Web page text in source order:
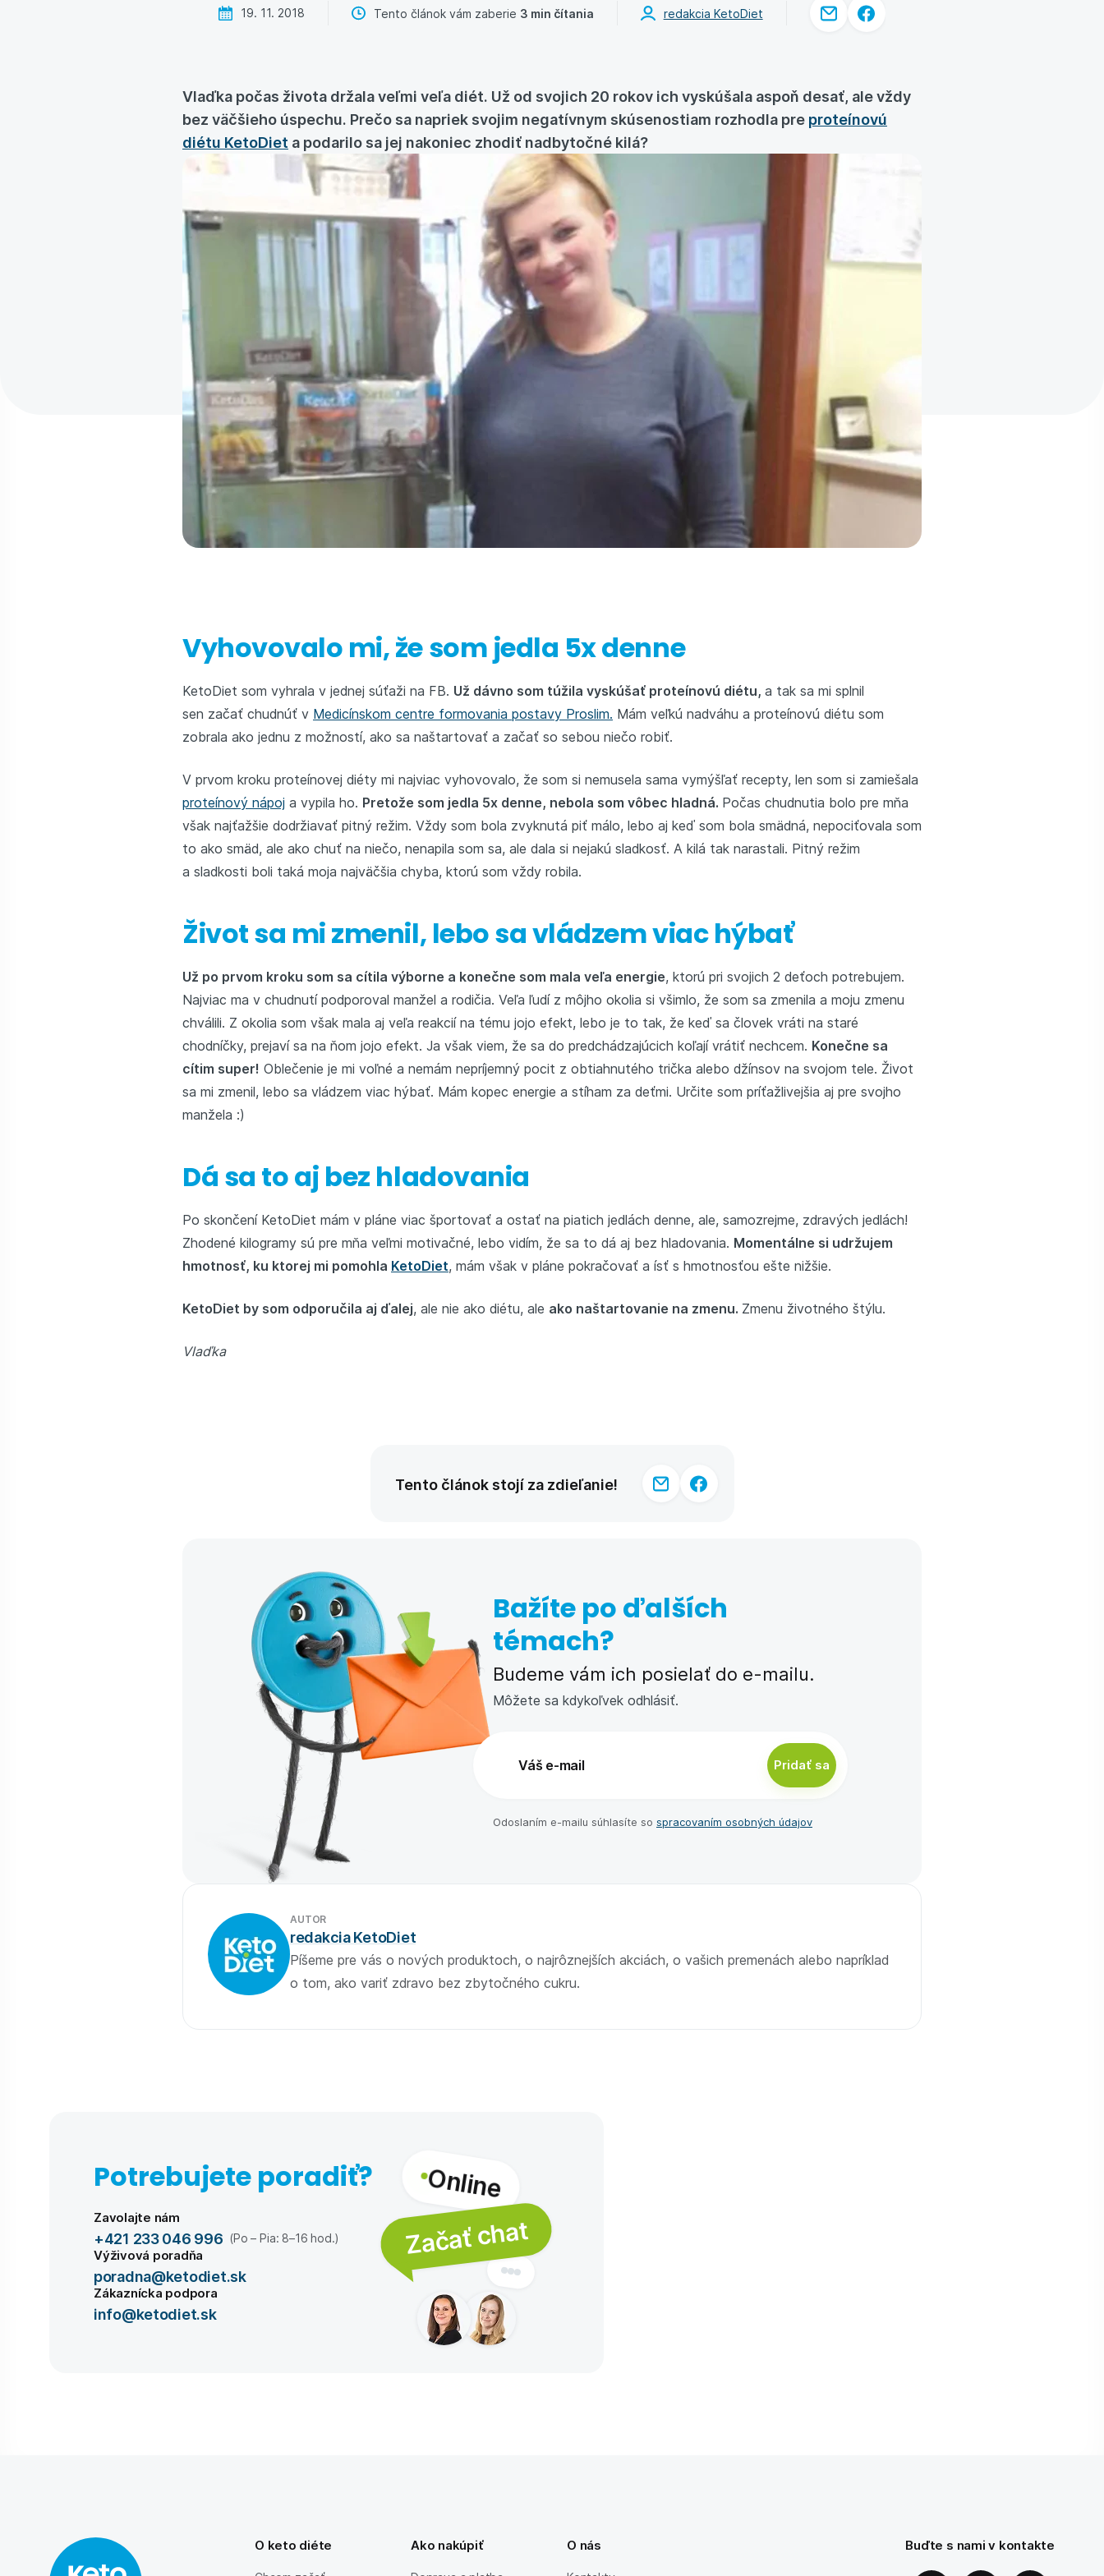
19. 11. 2018 Tento článok vám zaberie 3 min čítania redakcia KetoDiet
Vlaďka počas života držala veľmi veľa diét. Už od svojich 20 rokov ich vyskúšala aspoň desať, ale vždy
bez väčšieho úspechu. Prečo sa napriek svojim negatívnym skúsenostiam rozhodla pre proteínovú
diétu KetoDiet a podarilo sa jej nakoniec zhodiť nadbytočné kilá?
Vyhovovalo mi, že som jedla 5x denne
KetoDiet som vyhrala v jednej súťaži na FB. Už dávno som túžila vyskúšať proteínovú diétu, a tak sa mi splnil
sen začať chudnúť v Medicínskom centre formovania postavy Proslim. Mám veľkú nadváhu a proteínovú diétu som
zobrala ako jednu z možností, ako sa naštartovať a začať so sebou niečo robiť.
V prvom kroku proteínovej diéty mi najviac vyhovovalo, že som si nemusela sama vymýšľať recepty, len som si zamiešala
proteínový nápoj a vypila ho. Pretože som jedla 5x denne, nebola som vôbec hladná. Počas chudnutia bolo pre mňa
však najťažšie dodržiavať pitný režim. Vždy som bola zvyknutá piť málo, lebo aj keď som bola smädná, nepociťovala som
to ako smäd, ale ako chuť na niečo, nenapila som sa, ale dala si nejakú sladkosť. A kilá tak narastali. Pitný režim
a sladkosti boli taká moja najväčšia chyba, ktorú som vždy robila.
Život sa mi zmenil, lebo sa vládzem viac hýbať
Už po prvom kroku som sa cítila výborne a konečne som mala veľa energie, ktorú pri svojich 2 deťoch potrebujem.
Najviac ma v chudnutí podporoval manžel a rodičia. Veľa ľudí z môjho okolia si všimlo, že som sa zmenila a moju zmenu
chválili. Z okolia som však mala aj veľa reakcií na tému jojo efekt, lebo je to tak, že keď sa človek vráti na staré
chodníčky, prejaví sa na ňom jojo efekt. Ja však viem, že sa do predchádzajúcich koľají vrátiť nechcem. Konečne sa
cítim super! Oblečenie je mi voľné a nemám nepríjemný pocit z obtiahnutého trička alebo džínsov na svojom tele. Život
sa mi zmenil, lebo sa vládzem viac hýbať. Mám kopec energie a stíham za deťmi. Určite som príťažlivejšia aj pre svojho
manžela :)
Dá sa to aj bez hladovania
Po skončení KetoDiet mám v pláne viac športovať a ostať na piatich jedlách denne, ale, samozrejme, zdravých jedlách!
Zhodené kilogramy sú pre mňa veľmi motivačné, lebo vidím, že sa to dá aj bez hladovania. Momentálne si udržujem
hmotnosť, ku ktorej mi pomohla KetoDiet, mám však v pláne pokračovať a ísť s hmotnosťou ešte nižšie.
KetoDiet by som odporučila aj ďalej, ale nie ako diétu, ale ako naštartovanie na zmenu. Zmenu životného štýlu.
Vlaďka
Tento článok stojí za zdieľanie!
Bažíte po ďalších
témach?
Budeme vám ich posielať do e-⁠mailu.
Môžete sa kdykoľvek odhlásiť.
Pridať sa
Odoslaním e-⁠mailu súhlasíte so spracovaním osobných údajov
AUTOR
redakcia KetoDiet
Píšeme pre vás o nových produktoch, o najrôznejších akciách, o vašich premenách alebo napríklad
o tom, ako variť zdravo bez zbytočného cukru.
Online
Začať chat
Potrebujete poradiť?
Zavolajte nám
+421 233 046 996 (Po – Pia: 8–16 hod.)
Výživová poradňa
poradna@ketodiet.sk
Zákaznícka podpora
info@ketodiet.sk
Buďte s nami v kontakte
O keto diéte Ako nakúpiť O nás